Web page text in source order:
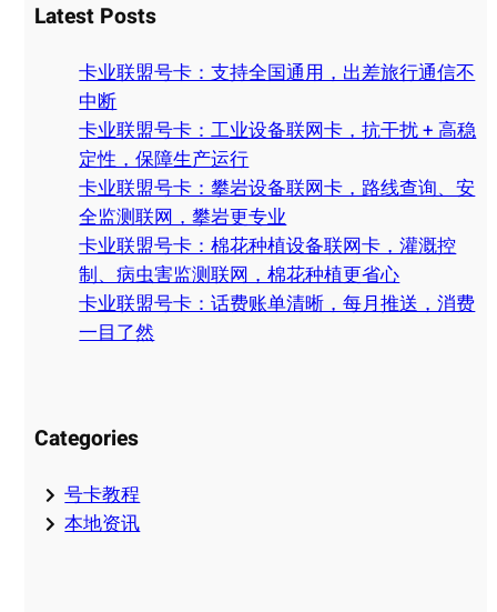
r
Latest Posts
卡业联盟号卡：支持全国通用，出差旅行通信不
中断
卡业联盟号卡：工业设备联网卡，抗干扰 + 高稳
定性，保障生产运行
卡业联盟号卡：攀岩设备联网卡，路线查询、安
全监测联网，攀岩更专业
卡业联盟号卡：棉花种植设备联网卡，灌溉控
制、病虫害监测联网，棉花种植更省心
卡业联盟号卡：话费账单清晰，每月推送，消费
一目了然
Categories
号卡教程
本地资讯